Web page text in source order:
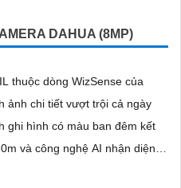
DAHUA (8MP)
thuộc dòng WizSense của
ảnh chi tiết vượt trội cả ngày
và công nghệ AI nhận diện